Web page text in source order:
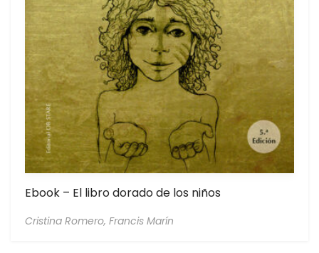
Ebook – El libro dorado de los niños
Cristina Romero, Francis Marín